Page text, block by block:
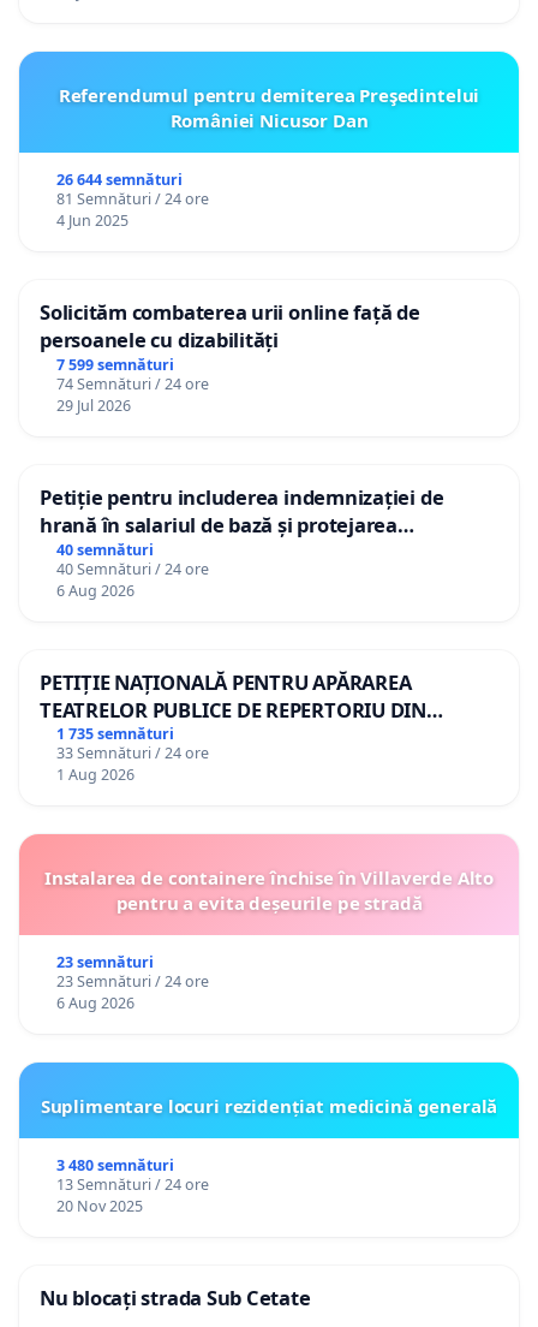
Referendumul pentru demiterea Preşedintelui
României Nicusor Dan
26 644 semnături
81 Semnături / 24 ore
4 Jun 2025
Solicităm combaterea urii online față de
persoanele cu dizabilități
7 599 semnături
74 Semnături / 24 ore
29 Jul 2026
Petiție pentru includerea indemnizației de
hrană în salariul de bază și protejarea
gradațiilor de vechime pentru asistenții
personali
40 semnături
40 Semnături / 24 ore
6 Aug 2026
PETIȚIE NAȚIONALĂ PENTRU APĂRAREA
TEATRELOR PUBLICE DE REPERTORIU DIN
ROMÂNIA
1 735 semnături
33 Semnături / 24 ore
1 Aug 2026
Instalarea de containere închise în Villaverde Alto
pentru a evita deșeurile pe stradă
23 semnături
23 Semnături / 24 ore
6 Aug 2026
Suplimentare locuri rezidențiat medicină generală
3 480 semnături
13 Semnături / 24 ore
20 Nov 2025
Nu blocați strada Sub Cetate